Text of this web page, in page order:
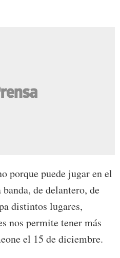
porque puede jugar en el
de delantero, de
distintos lugares,
nos permite tener más
el 15 de diciembre.